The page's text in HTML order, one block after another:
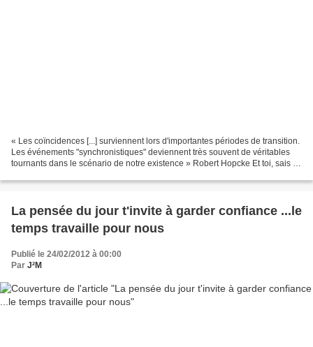
« Les coïncidences [...] surviennent lors d'importantes périodes de transition.
Les événements "synchronistiques" deviennent très souvent de véritables
tournants dans le scénario de notre existence » Robert Hopcke Et toi, sais tu
La pensée du jour t'invite à garder confiance ...le
temps travaille pour nous
Publié le 24/02/2012 à 00:00
Par J²M